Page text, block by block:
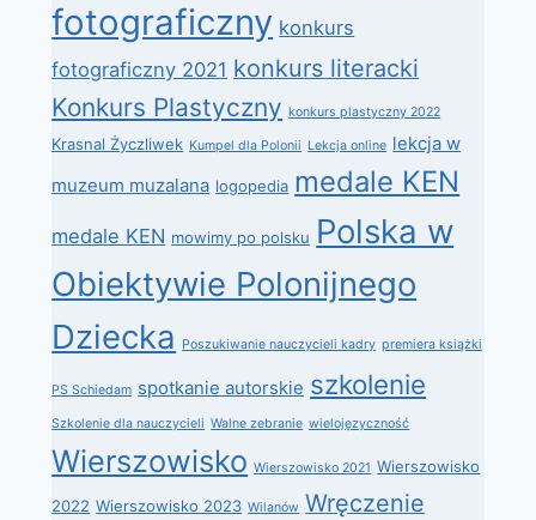
fotograficzny konkurs
fotograficzny 2021 konkurs literacki
Konkurs Plastyczny konkurs plastyczny 2022
Krasnal Życzliwek Kumpel dla Polonii Lekcja online lekcja w
muzeum muzalana logopedia medale KEN
medale KEN mowimy po polsku Polska w
Obiektywie Polonijnego
Dziecka
Poszukiwanie nauczycieli kadry premiera książki
PS Schiedam spotkanie autorskie szkolenie
Szkolenie dla nauczycieli Walne zebranie wielojęzyczność
Wierszowisko Wierszowisko 2021 Wierszowisko
2022 Wierszowisko 2023 Wilanów Wręczenie